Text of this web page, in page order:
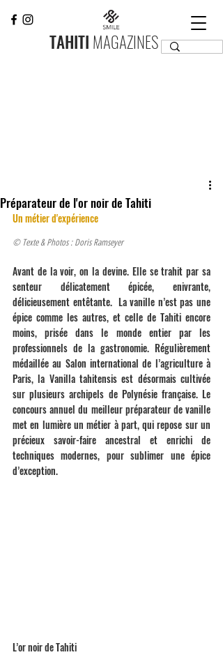
TAHITI MAGAZINES
Préparateur de l'or noir de Tahiti
Un métier d'expérience
© Texte & Photos : Doris Ramseyer
Avant de la voir, on la devine. Elle se trahit par sa
senteur délicatement épicée, enivrante,
délicieusement entêtante.  La vanille n’est pas une
épice comme les autres, et celle de Tahiti encore
moins, prisée dans le monde entier par les
professionnels de la gastronomie. Régulièrement
médaillée au Salon international de l’agriculture à
Paris, la Vanilla tahitensis est désormais cultivée
sur plusieurs archipels de Polynésie française. Le
concours annuel du meilleur préparateur de vanille
met en lumière un métier à part, qui repose sur un
précieux savoir-faire ancestral et enrichi de
techniques modernes, pour sublimer une épice
d’exception.
L’or noir de Tahiti